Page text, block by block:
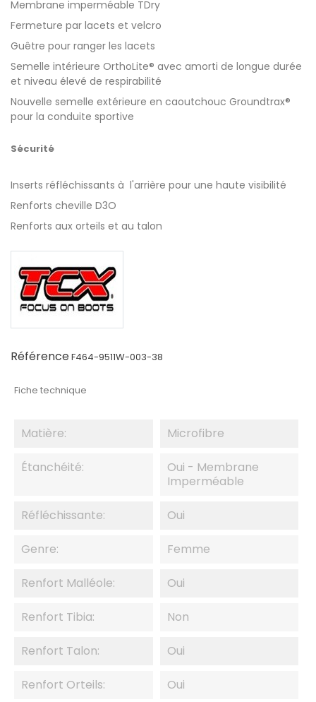
Membrane imperméable TDry
Fermeture par lacets et velcro
Guêtre pour ranger les lacets
Semelle intérieure OrthoLite® avec amorti de longue durée
et niveau élevé de respirabilité
Nouvelle semelle extérieure en caoutchouc Groundtrax®
pour la conduite sportive
Sécurité
Inserts réfléchissants à l'arrière pour une haute visibilité
Renforts cheville D3O
Renforts aux orteils et au talon
RéférenceF464-9511W-003-38
Fiche technique
Matière: Microfibre
Étanchéité:
Oui - Membrane
Imperméable
Réfléchissante: Oui
Genre: Femme
Renfort Malléole: Oui
Renfort Tibia: Non
Renfort Talon: Oui
Renfort Orteils: Oui